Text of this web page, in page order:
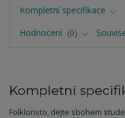
Kompletní specifikace
Hodnocení
0
Kompletní
Folkloristo, dejte sbohem